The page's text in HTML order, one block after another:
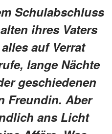
Schulabschluss
ihres Vaters
auf Verrat
lange Nächte
geschiedenen
Freundin. Aber
ans Licht